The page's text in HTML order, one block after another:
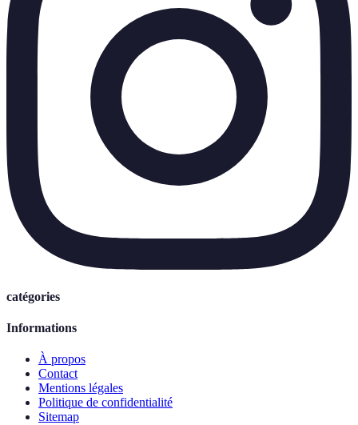
catégories
Informations
À propos
Contact
Mentions légales
Politique de confidentialité
Sitemap